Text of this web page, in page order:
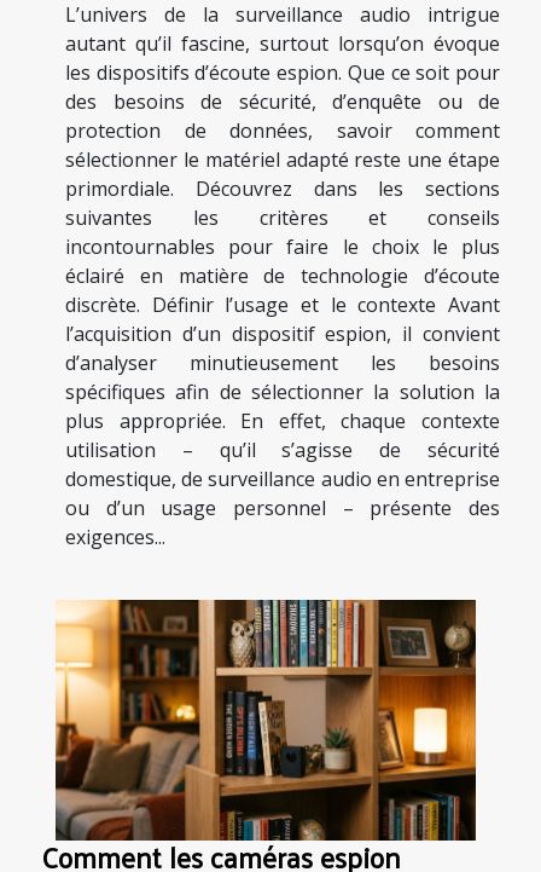
L’univers de la surveillance audio intrigue
autant qu’il fascine, surtout lorsqu’on évoque
les dispositifs d’écoute espion. Que ce soit pour
des besoins de sécurité, d’enquête ou de
protection de données, savoir comment
sélectionner le matériel adapté reste une étape
primordiale. Découvrez dans les sections
suivantes les critères et conseils
incontournables pour faire le choix le plus
éclairé en matière de technologie d’écoute
discrète. Définir l’usage et le contexte Avant
l’acquisition d’un dispositif espion, il convient
d’analyser minutieusement les besoins
spécifiques afin de sélectionner la solution la
plus appropriée. En effet, chaque contexte
utilisation – qu’il s’agisse de sécurité
domestique, de surveillance audio en entreprise
ou d’un usage personnel – présente des
exigences...
Comment les caméras espion